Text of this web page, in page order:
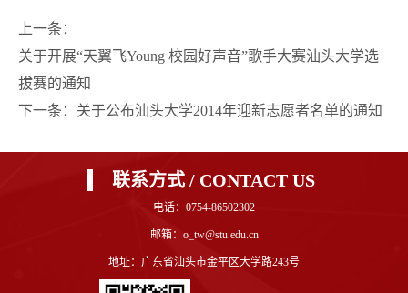
上一条：
关于开展“天翼飞Young 校园好声音”歌手大赛汕头大学选
拔赛的通知
下一条： 关于公布汕头大学2014年迎新志愿者名单的通知
联系方式 / CONTACT US
电话：0754-86502302
邮箱：o_tw@stu.edu.cn
地址：广东省汕头市金平区大学路243号